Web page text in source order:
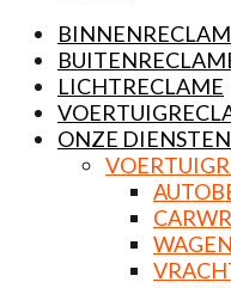
LICHTRECLAME
ONZE DIENSTEN